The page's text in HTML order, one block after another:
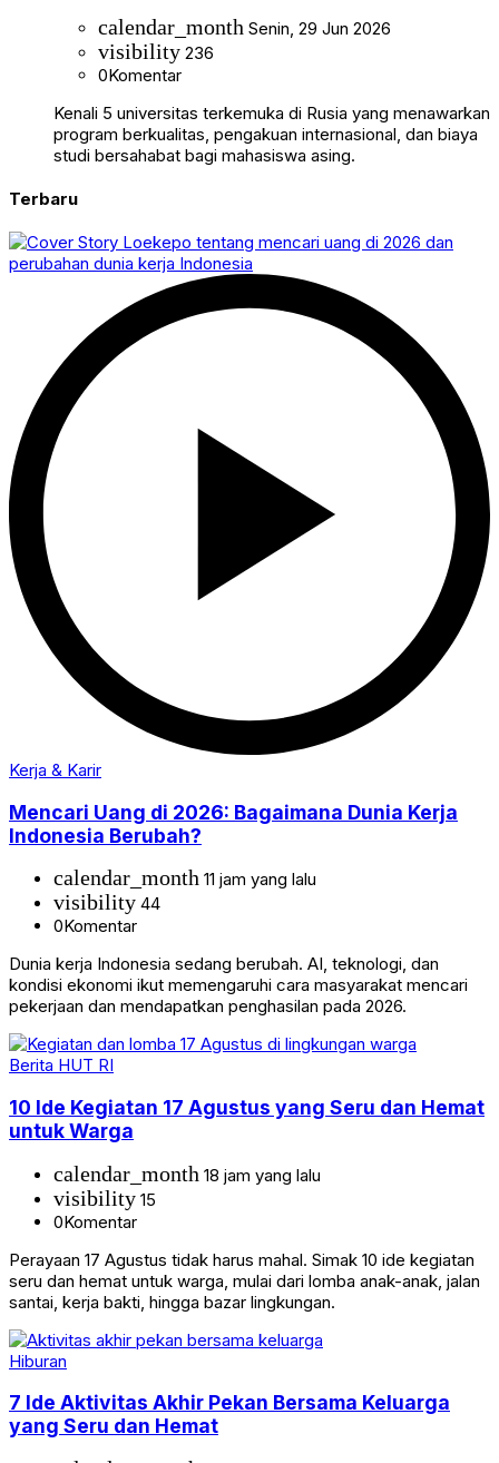
calendar_month Senin, 29 Jun 2026
visibility 236
0Komentar
Kenali 5 universitas terkemuka di Rusia yang menawarkan
program berkualitas, pengakuan internasional, dan biaya
studi bersahabat bagi mahasiswa asing.
Terbaru
Kerja & Karir
Mencari Uang di 2026: Bagaimana Dunia Kerja
Indonesia Berubah?
calendar_month 11 jam yang lalu
visibility 44
0Komentar
Dunia kerja Indonesia sedang berubah. AI, teknologi, dan
kondisi ekonomi ikut memengaruhi cara masyarakat mencari
pekerjaan dan mendapatkan penghasilan pada 2026.
Berita HUT RI
10 Ide Kegiatan 17 Agustus yang Seru dan Hemat
untuk Warga
calendar_month 18 jam yang lalu
visibility 15
0Komentar
Perayaan 17 Agustus tidak harus mahal. Simak 10 ide kegiatan
seru dan hemat untuk warga, mulai dari lomba anak-anak, jalan
santai, kerja bakti, hingga bazar lingkungan.
Hiburan
7 Ide Aktivitas Akhir Pekan Bersama Keluarga
yang Seru dan Hemat